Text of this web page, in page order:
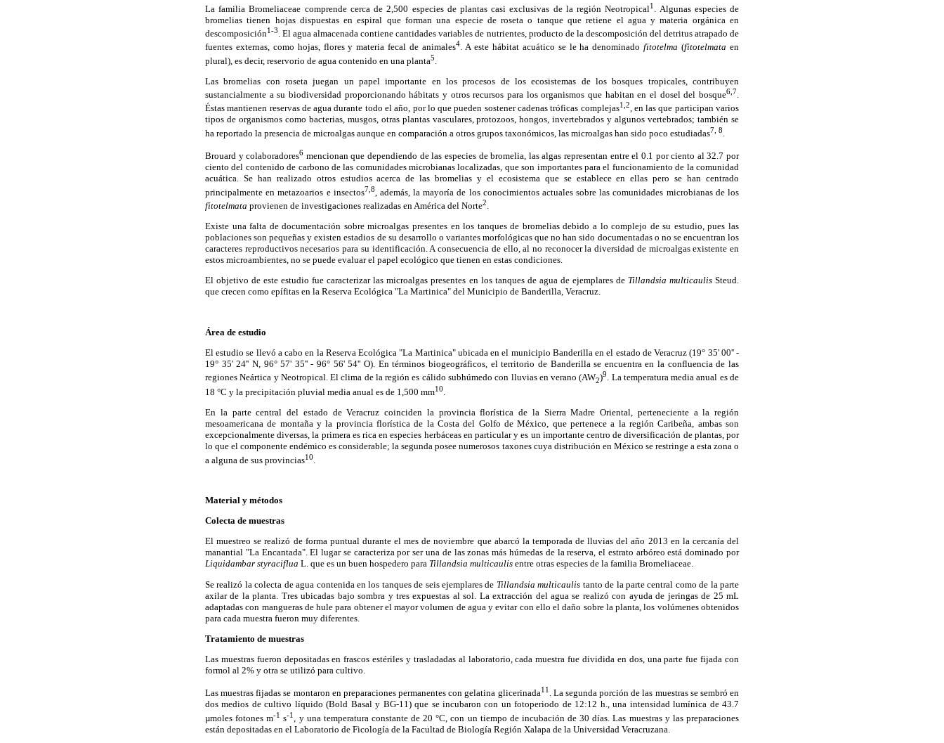
La familia Bromeliaceae comprende cerca de 2,500 especies de plantas casi exclusivas de la región Neotropical1
. Algunas especies de
bromelias tienen hojas dispuestas en espiral que forman una especie de roseta o tanque que retiene el agua y materia orgánica en
descomposición1-3 . El agua almacenada contiene cantidades variables de nutrientes, producto de la descomposición del detritus atrapado de
fuentes externas, como hojas, flores y materia fecal de animales4. A este hábitat acuático se le ha denominadofitotelma (fitotelmata en
plural), es decir, reservorio de agua contenido en una planta5
Las bromelias con roseta juegan un papel importante en los procesos de los ecosistemas de los bosques tropicales, contribuyen
sustancialmente a su biodiversidad proporcionando hábitats y otros recursos para los organismos que habitan en el dosel del bosque6,7.
Éstas mantienen reservas de agua durante todo el año, por lo que pueden sostener cadenas tróficas complejas1,2, en las que participan varios
tipos de organismos como bacterias, musgos, otras plantas vasculares, protozoos, hongos, invertebrados y algunos vertebrados; también se
ha reportado la presencia de microalgas aunque en comparación a otros grupos taxonómicos, las microalgas han sido poco estudiadas7, 8
Brouard y colaboradores6 mencionan que dependiendo de las especies de bromelia, las algas representan entre el 0.1 por ciento al 32.7 por
ciento del contenido de carbono de las comunidades microbianas localizadas, que son importantes para el funcionamiento de la comunidad
acuática. Se han realizado otros estudios acerca de las bromelias y el ecosistema que se establece en ellas pero se han centrado
principalmente en metazoarios e insectos7,8
, además, la mayoría de los conocimientos actuales sobre las comunidades microbianas de los
fitotelmata provienen de investigaciones realizadas en América del Norte2
Existe una falta de documentación sobre microalgas presentes en los tanques de bromelias debido a lo complejo de su estudio, pues las
poblaciones son pequeñas y existen estadios de su desarrollo o variantes morfológicas que no han sido documentadas o no se encuentran los
caracteres reproductivos necesarios para su identificación. A consecuencia de ello, al no reconocer la diversidad de microalgas existente en
estos microambientes, no se puede evaluar el papel ecológico que tienen en estas condiciones.
El objetivo de este estudio fue caracterizar las microalgas presentes en los tanques de agua de ejemplares de Tillandsia multicaulisSteud.
que crecen como epífitas en la Reserva Ecológica "La Martinica" del Municipio de Banderilla, Veracruz.
Área de estudio
El estudio se llevó a cabo en la Reserva Ecológica "La Martinica" ubicada en el municipio Banderilla en el estado de Veracruz (19° 35' 00'' -
19° 35' 24'' N, 96° 57' 35'' - 96° 56' 54'' O). En términos biogeográficos, el territorio de Banderilla se encuentra en la confluencia de las
regiones Neártica y Neotropical. El clima de la región es cálido subhúmedo con lluvias en verano (AW2)9. La temperatura media anual es de
18 °C y la precipitación pluvial media anual es de 1,500 mm10.
En la parte central del estado de Veracruz coinciden la provincia florística de la Sierra Madre Oriental, perteneciente a la región
mesoamericana de montaña y la provincia florística de la Costa del Golfo de México, que pertenece a la región Caribeña, ambas son
excepcionalmente diversas, la primera es rica en especies herbáceas en particular y es un importante centro de diversificación de plantas, por
lo que el componente endémico es considerable; la segunda posee numerosos taxones cuya distribución en México se restringe a esta zona o
a alguna de sus provincias10
Material y métodos
Colecta de muestras
El muestreo se realizó de forma puntual durante el mes de noviembre que abarcó la temporada de lluvias del año 2013 en la cercanía del
manantial "La Encantada". El lugar se caracteriza por ser una de las zonas más húmedas de la reserva, el estrato arbóreo está dominado por
Liquidambar styraciflua L. que es un buen hospedero para Tillandsia multicaulis entre otras especies de la familia Bromeliaceae.
Se realizó la colecta de agua contenida en los tanques de seis ejemplares de Tillandsia multicaulis tanto de la parte central como de la parte
axilar de la planta. Tres ubicadas bajo sombra y tres expuestas al sol. La extracción del agua se realizó con ayuda de jeringas de 25 mL
adaptadas con mangueras de hule para obtener el mayor volumen de agua y evitar con ello el daño sobre la planta, los volúmenes obtenidos
para cada muestra fueron muy diferentes.
Tratamiento de muestras
Las muestras fueron depositadas en frascos estériles y trasladadas al laboratorio, cada muestra fue dividida en dos, una parte fue fijada con
formol al 2% y otra se utilizó para cultivo.
Las muestras fijadas se montaron en preparaciones permanentes con gelatina glicerinada11 . La segunda porción de las muestras se sembró en
dos medios de cultivo líquido (Bold Basal y BG-11) que se incubaron con un fotoperiodo de 12:12 h., una intensidad lumínica de 43.7
µmoles fotones m-1 s-1
, y una temperatura constante de 20 °C, con un tiempo de incubación de 30 días. Las muestras y las preparaciones
están depositadas en el Laboratorio de Ficología de la Facultad de Biología Región Xalapa de la Universidad Veracruzana.